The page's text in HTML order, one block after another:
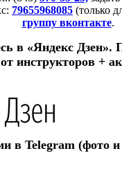
79655968085 (только
группу вконтакте.
в «Яндекс Дзен».
инструкторов +
в Telegram (фото и